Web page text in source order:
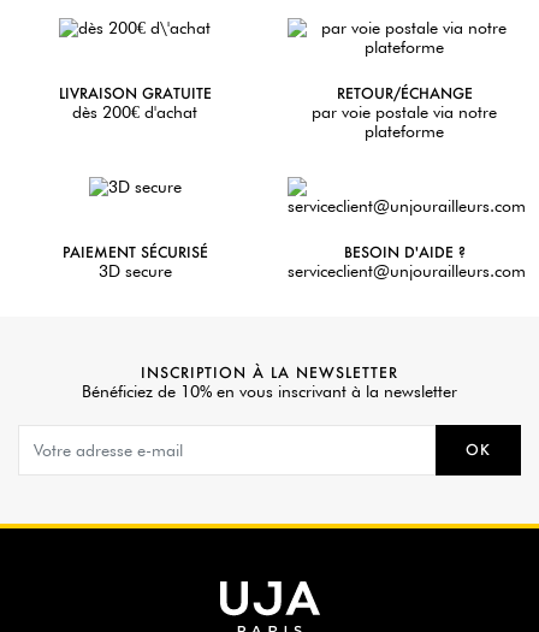
LIVRAISON GRATUITE
dès 200€ d'achat
RETOUR/ÉCHANGE
par voie postale via notre
plateforme
PAIEMENT SÉCURISÉ
3D secure
BESOIN D'AIDE ?
serviceclient@unjourailleurs.com
INSCRIPTION À LA NEWSLETTER
Bénéficiez de 10% en vous inscrivant à la newsletter
OK